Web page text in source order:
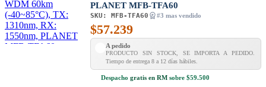
PLANET MFB-TFA60
SKU: MFB-TFA60 #3 mas vendido
$57.239
A pedido
PRODUCTO SIN STOCK, SE IMPORTA A PEDIDO.
Tiempo de entrega 8 a 12 días hábiles.
Despacho gratis en RM sobre $59.500